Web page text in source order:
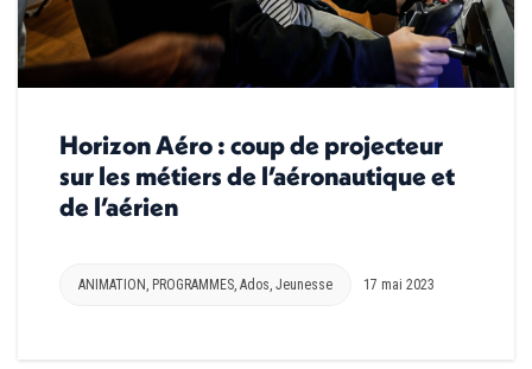
Horizon Aéro : coup de projecteur
sur les métiers de l’aéronautique et
de l’aérien
ANIMATION, PROGRAMMES, Ados, Jeunesse 17 mai 2023